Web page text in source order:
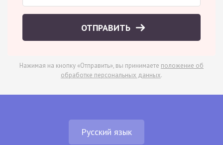
ОТПРАВИТЬ
Нажимая на кнопку «Отправить», вы принимаете положение об
обработке персональных данных.
Русский язык